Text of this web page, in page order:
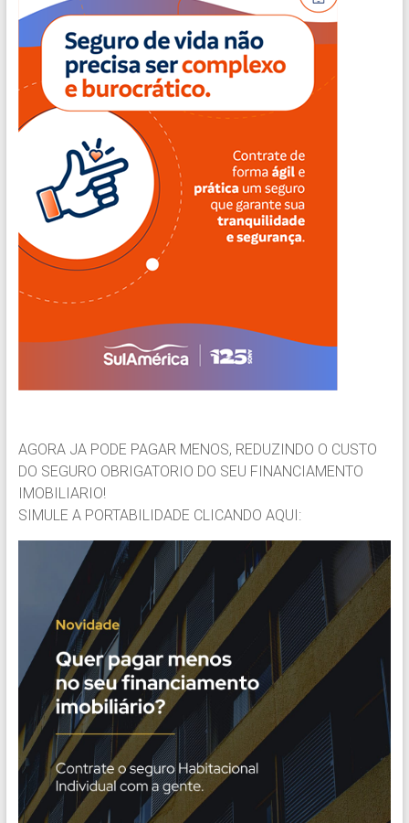
AGORA JA PODE PAGAR MENOS, REDUZINDO O CUSTO
DO SEGURO OBRIGATORIO DO SEU FINANCIAMENTO
IMOBILIARIO!
SIMULE A PORTABILIDADE CLICANDO AQUI: